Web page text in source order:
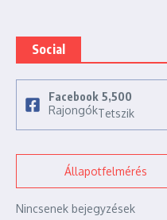
Social
Facebook 5,500
RajongókTetszik
Állapotfelmérés
Nincsenek bejegyzések